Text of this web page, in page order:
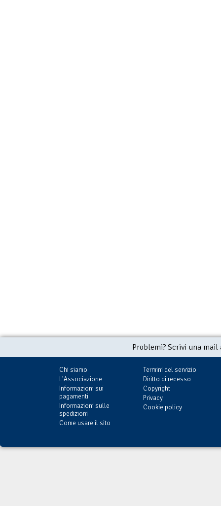
Problemi? Scrivi una
Chi siamo
L'Associazione
Informazioni sui
pagamenti
Informazioni sulle
spedizioni
Come usare il sito
Termini del servizio
Diritto di recesso
Copyright
Privacy
Cookie policy